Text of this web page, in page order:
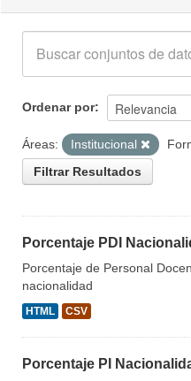
Ordenar por
Áreas: Institucional
Filtrar Resultados
Porcentaje PDI
Porcentaje de Personal
nacionalidad
HTML CSV
Porcentaje PI